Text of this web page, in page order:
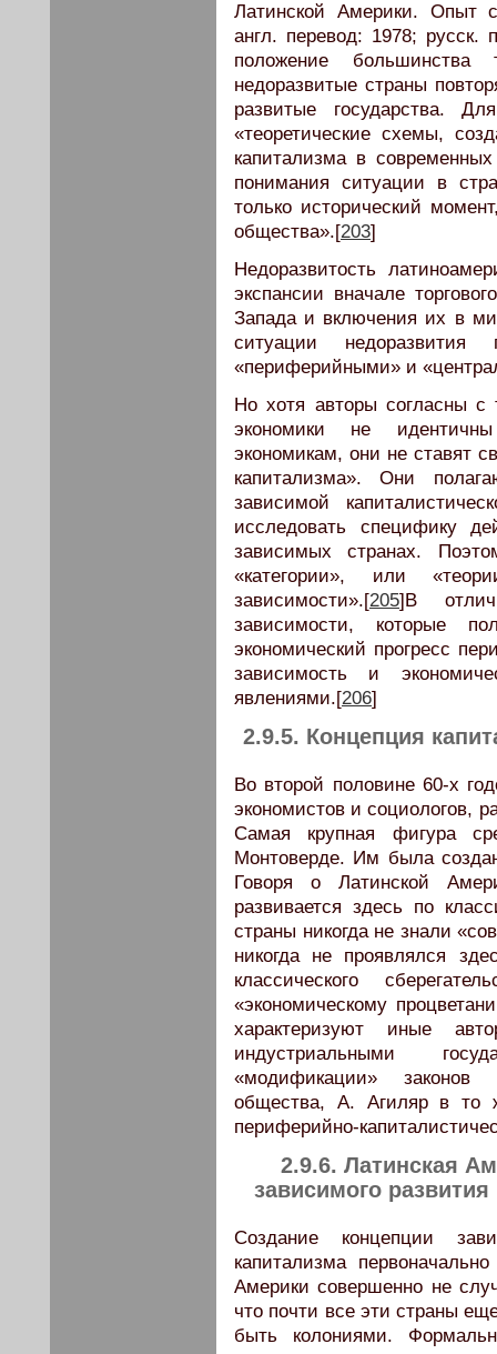
Латинской Америки. Опыт
англ. перевод: 1978; русск.
положение
недоразвитые страны
развитые государства.
«теоретические схемы,
капитализма в
понимания ситуации в
только исторический
общества».[203]
Недоразвитость
экспансии вначале
Запада и включения их в
ситуации
«периферийными» и
Но хотя авторы согласны с
экономики не идентичны
экономикам, они не ставят
капитализма». Они
зависимой
исследовать специфику
зависимых странах.
«категории», или
зависимости».[205]В
зависимости, которые
экономический прогресс
зависимость и
явлениями.[206]
2.9.5. Концепция
Во второй половине 60-х
экономистов и социологов,
Самая крупная фигура
Монтоверде. Им была
Говоря о Латинской
развивается здесь по
страны никогда не знали
никогда не проявлялся
классического
«экономическому
характеризуют иные
индустриальными
«модификации» законов
общества, А. Агиляр в то
периферийно-
2.9.6. Латинская
зависимого
Создание концепции
капитализма
Америки совершенно не
что почти все эти страны
быть колониями.